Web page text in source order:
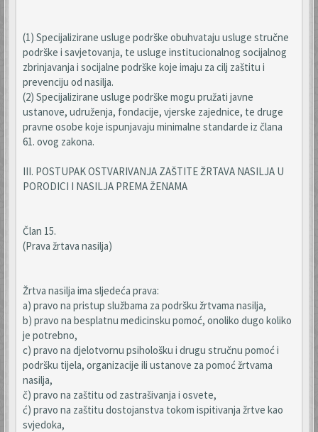
(1) Specijalizirane usluge podrške obuhvataju usluge stručne
podrške i savjetovanja, te usluge institucionalnog socijalnog
zbrinjavanja i socijalne podrške koje imaju za cilj zaštitu i
prevenciju od nasilja.
(2) Specijalizirane usluge podrške mogu pružati javne
ustanove, udruženja, fondacije, vjerske zajednice, te druge
pravne osobe koje ispunjavaju minimalne standarde iz člana
61. ovog zakona.
III. POSTUPAK OSTVARIVANJA ZAŠTITE ŽRTAVA NASILJA U
PORODICI I NASILJA PREMA ŽENAMA
Član 15.
(Prava žrtava nasilja)
Žrtva nasilja ima sljedeća prava:
a) pravo na pristup službama za podršku žrtvama nasilja,
b) pravo na besplatnu medicinsku pomoć, onoliko dugo koliko
je potrebno,
c) pravo na djelotvornu psihološku i drugu stručnu pomoć i
podršku tijela, organizacije ili ustanove za pomoć žrtvama
nasilja,
č) pravo na zaštitu od zastrašivanja i osvete,
ć) pravo na zaštitu dostojanstva tokom ispitivanja žrtve kao
svjedoka,